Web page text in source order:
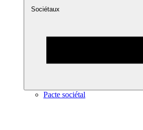
Sociétaux
Pacte sociétal